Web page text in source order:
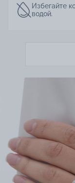
Избегайте
водой.